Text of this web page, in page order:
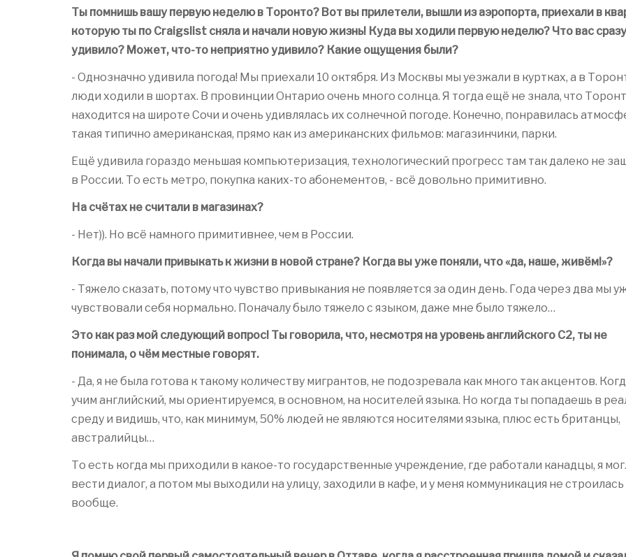
Ты помнишь вашу первую неделю в Торонто? Вот вы прилетели, вышли из аэропорта, приехали в
которую ты по Craigslist сняла и начали новую жизнь! Куда вы ходили первую неделю? Что вас сразу
удивило? Может, что-то неприятно удивило? Какие ощущения были?
- Однозначно удивила погода! Мы приехали 10 октября. Из Москвы мы уезжали в куртках, а в
люди ходили в шортах. В провинции Онтарио очень много солнца. Я тогда ещё не знала, что
находится на широте Сочи и очень удивлялась их солнечной погоде. Конечно, понравилась
такая типично американская, прямо как из американских фильмов: магазинчики, парки.
Ещё удивила гораздо меньшая компьютеризация, технологический прогресс там так далеко не
в России. То есть метро, покупка каких-то абонементов, - всё довольно примитивно.
На счётах не считали в магазинах?
- Нет)). Но всё намного примитивнее, чем в России.
Когда вы начали привыкать к жизни в новой стране? Когда вы уже поняли, что «да, наше, живём!»?
- Тяжело сказать, потому что чувство привыкания не появляется за один день. Года через два мы
чувствовали себя нормально. Поначалу было тяжело с языком, даже мне было тяжело…
Это как раз мой следующий вопрос! Ты говорила, что, несмотря на уровень английского С2, ты не
понимала, о чём местные говорят.
- Да, я не была готова к такому количеству мигрантов, не подозревала как много так акцентов.
учим английский, мы ориентируемся, в основном, на носителей языка. Но когда ты попадаешь в
среду и видишь, что, как минимум, 50% людей не являются носителями языка, плюс есть британцы,
австралийцы…
То есть когда мы приходили в какое-то государственные учреждение, где работали канадцы, я
вести диалог, а потом мы выходили на улицу, заходили в кафе, и у меня коммуникация не строилась
вообще.